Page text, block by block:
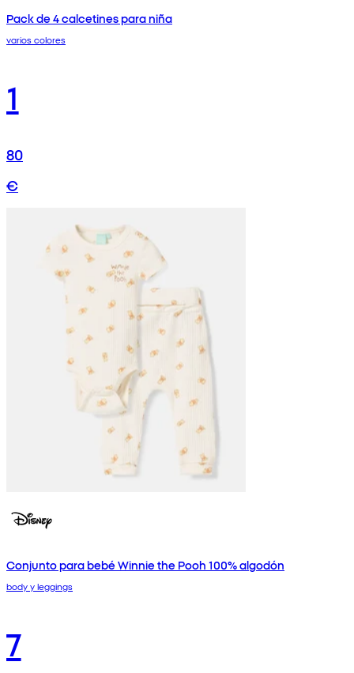
Pack de 4 calcetines para niña
varios colores
1
80
€
Conjunto para bebé Winnie the Pooh 100% algodón
body y leggings
7